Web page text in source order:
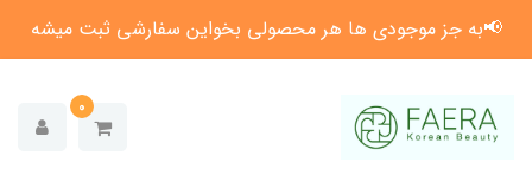
📢به جز موجودی ها هر محصولی بخواین سفارشی ثبت میشه
0